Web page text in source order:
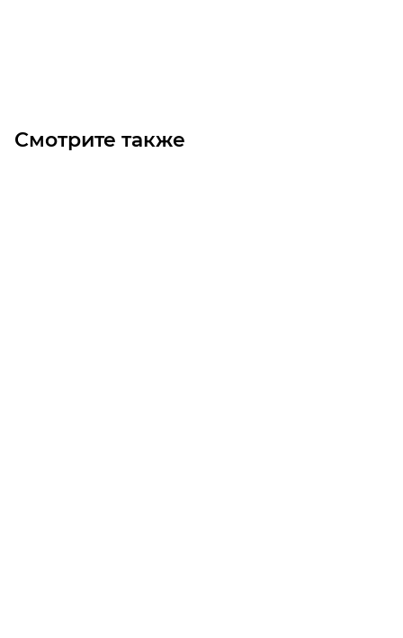
Смотрите также